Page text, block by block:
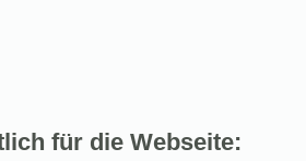
für die Webseite: